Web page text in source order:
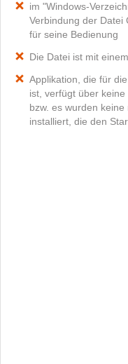
im "Windows-
Verbindung der Datei
für seine Bedienung
Die Datei ist mit
Applikation, die für
ist, verfügt über
bzw. es wurden
installiert, die den